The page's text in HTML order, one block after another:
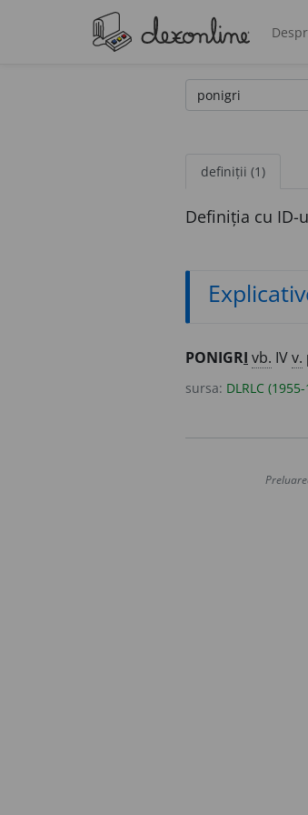
definiții (1)
Definiția cu ID-
PONIGRI vb. IVv.
sursa: DLRLC